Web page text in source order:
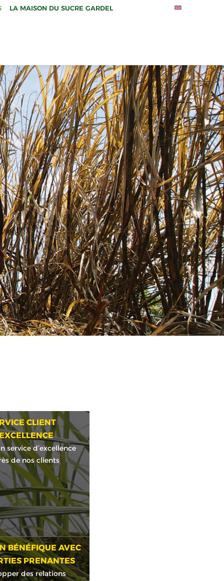
LA MAISON DU SUCRE GARDEL
CLIENT
service d’excellence
de nos clients
BÉNÉFIQUE AVEC
PRENANTES
des relations